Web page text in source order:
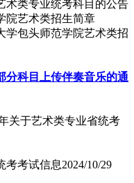
术类专业统考科目的公告
学包头师范学院艺术类招
分科目上传伴奏音乐的通
关于艺术类专业省统考
考考试信息2024/10/29